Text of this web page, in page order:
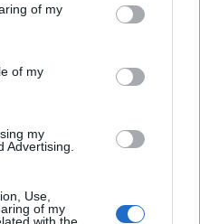
of my
of my
my
Advertising.
Use,
of my
with the
Mikel: Ποια είναι η
την Black Friday;
23/11/2017 - 02:00